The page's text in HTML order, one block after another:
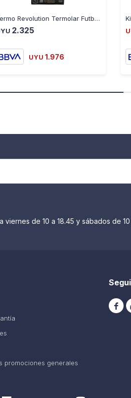
Termo Revolution Termolar Futbol Acero Inoxidable 1L - PLATA
2.325
UYU 1.976
viernes de 10 a 18.45 y sábados de 10
promociones generales
